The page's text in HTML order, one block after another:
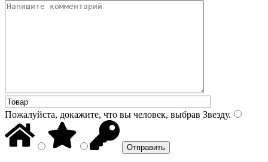
Пожалуйста, докажите, что вы человек, выбрав Звезду.